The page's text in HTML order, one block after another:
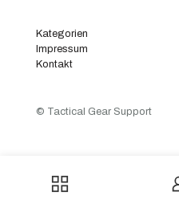
Kategorien
Impressum
Kontakt
© Tactical Gear Support